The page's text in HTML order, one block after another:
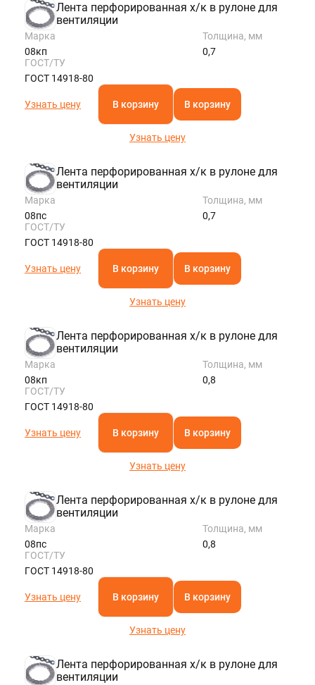
Лента перфорированная х/к в рулоне для
вентиляции
Марка
08кп
Толщина, мм
0,7
ГОСТ/ТУ
ГОСТ 14918-80
Узнать цену В корзину В корзину
Узнать цену
Лента перфорированная х/к в рулоне для
вентиляции
Марка
08пс
Толщина, мм
0,7
ГОСТ/ТУ
ГОСТ 14918-80
Узнать цену В корзину В корзину
Узнать цену
Лента перфорированная х/к в рулоне для
вентиляции
Марка
08кп
Толщина, мм
0,8
ГОСТ/ТУ
ГОСТ 14918-80
Узнать цену В корзину В корзину
Узнать цену
Лента перфорированная х/к в рулоне для
вентиляции
Марка
08пс
Толщина, мм
0,8
ГОСТ/ТУ
ГОСТ 14918-80
Узнать цену В корзину В корзину
Узнать цену
Лента перфорированная х/к в рулоне для
вентиляции